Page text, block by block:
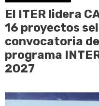
El ITER lidera
16 proyectos
convocatoria
programa
2027